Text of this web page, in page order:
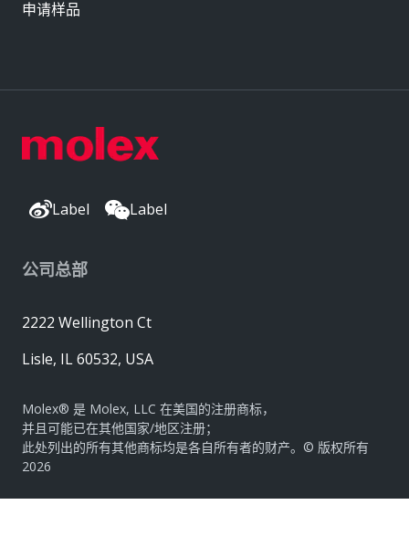
Label Label
公司总部
2222 Wellington Ct
Lisle, IL 60532, USA
Molex® 是 Molex, LLC 在美国的注册商标，
并且可能已在其他国家/地区注册；
此处列出的所有其他商标均是各自所有者的财产。© 版权所有
2026
申请样品